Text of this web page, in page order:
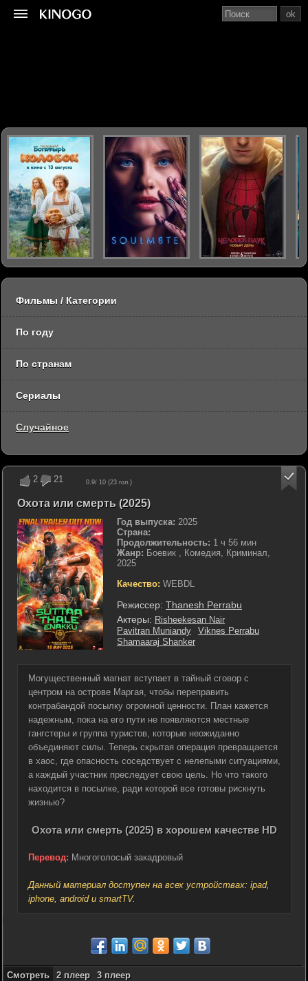
2 21 0.9/ 10 (23 гол.)
Охота или смерть (2025)
Год выпуска: 2025
Страна:
Продолжительность: 1 ч 56 мин
Жанр: Боевик , Комедия, Криминал,
2025
Качество: WEBDL
Режиссер: Thanesh Perrabu
Актеры: Risheekesan Nair
Pavitran Muniandy
Viknes Perrabu
Shamaaraj Shanker
Могущественный магнат вступает в тайный сговор с
центром на острове Маргая, чтобы переправить
контрабандой посылку огромной ценности. План кажется
надежным, пока на его пути не появляются местные
гангстеры и группа туристов, которые неожиданно
объединяют силы. Теперь скрытая операция превращается
в хаос, где опасность соседствует с нелепыми ситуациями,
а каждый участник преследует свою цель. Но что такого
находится в посылке, ради которой все готовы рискнуть
жизнью?
Охота или смерть (2025) в хорошем качестве HD
Перевод: Многоголосый закадровый
Данный материал доступен на всех устройствах: ipad,
iphone, android и smartTV.
Смотреть 2 плеер 3 плеер
ok
Фильмы / Категории
По году
По странам
Сериалы
Случайное